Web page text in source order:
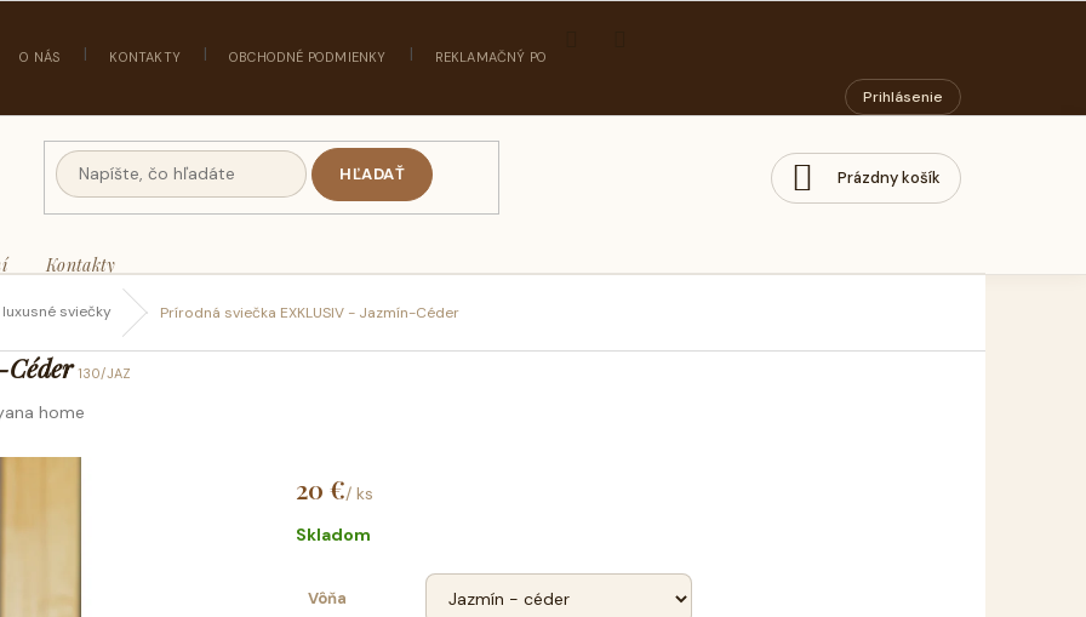
O NÁS KONTAKTY OBCHODNÉ PODMIENKY REKLAMAČNÝ PORIADOK
Prihlásenie
HĽADAŤ
NÁKUPNÝ
Prázdny košík
Kontakty
sviečky Prírodná sviečka EXKLUSIV - Jazmín-Céder
130/JAZ
home
20 €/ ks
Skladom
Vôňa